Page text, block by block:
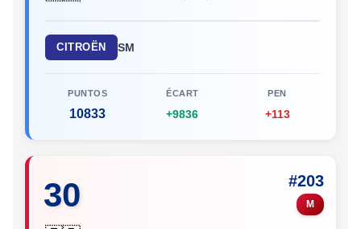
CITROËN SM
PUNTOS
10833
ÉCART
+9836
PEN
+113
30 #203
M